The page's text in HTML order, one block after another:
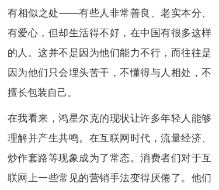
有相似之处——有些人非常善良、老实本分、
有爱心，但却生活得不好，在中国有很多这样
的人。这并不是因为他们能力不行，而往往是
因为他们只会埋头苦干，不懂得与人相处，不
擅长包装自己。
在我看来，鸿星尔克的现状让许多年轻人能够
理解并产生共鸣。在互联网时代，流量经济、
炒作套路等现象成为了常态。消费者们对于互
联网上一些常见的营销手法变得厌倦了。他们